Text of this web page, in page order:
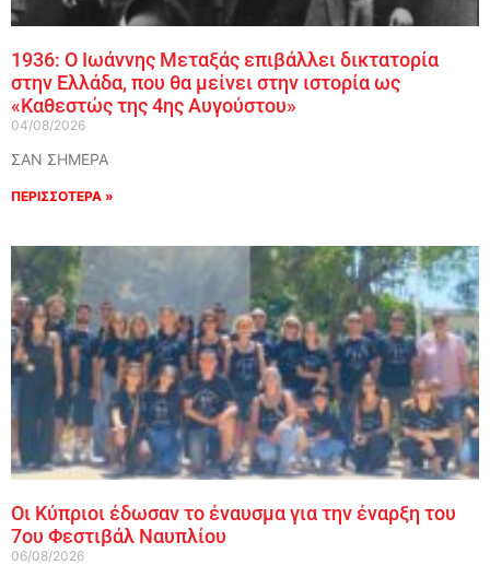
1936: Ο Ιωάννης Μεταξάς επιβάλλει δικτατορία
στην Ελλάδα, που θα μείνει στην ιστορία ως
«Καθεστώς της 4ης Αυγούστου»
04/08/2026
ΣΑΝ ΣΗΜΕΡΑ
ΠΕΡΙΣΣΟΤΕΡΑ »
Οι Κύπριοι έδωσαν το έναυσμα για την έναρξη του
7ου Φεστιβάλ Ναυπλίου
06/08/2026